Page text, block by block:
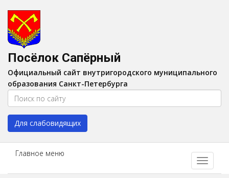
Изображения:
Цвет:A A
Посёлок Сапёрный
Официальный сайт внутригородского муниципального
образования Санкт-Петербурга
Для слабовидящих
Главное меню